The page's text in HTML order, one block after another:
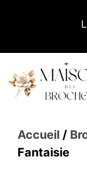
Accueil /
Fantaisie